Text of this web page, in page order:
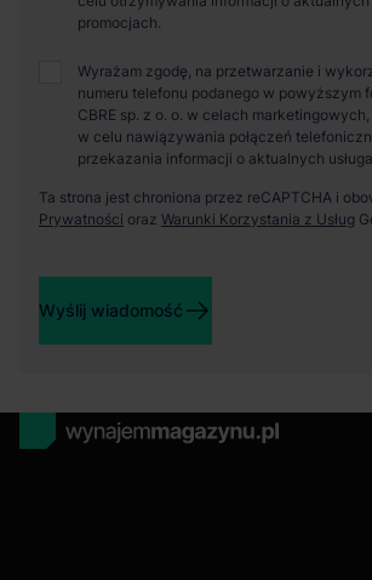
promocjach.
Wyrażam zgodę, na przetwarzanie i
numeru telefonu podanego w powyższym
CBRE sp. z o. o. w celach
w celu nawiązywania połączeń
przekazania informacji o aktualnych
Ta strona jest chroniona przez reCAPTCHA i
Prywatności oraz Warunki Korzystania z Usług
Wyślij wiadomość